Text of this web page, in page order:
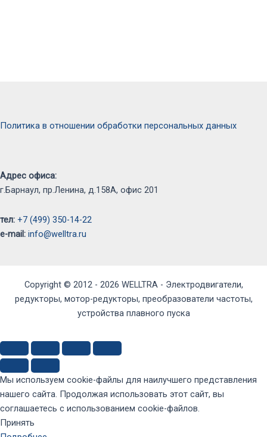
Политика в отношении обработки персональных данных
Адрес офиса:
г.Барнаул, пр.Ленина, д.158А, офис 201
тел: +7 (499) 350-14-22
e-mail: info@welltra.ru
Copyright © 2012 - 2026 WELLTRA - Электродвигатели,
редукторы, мотор-редукторы, преобразователи частоты,
устройства плавного пуска
Мы используем cookie-файлы для наилучшего представления
нашего сайта. Продолжая использовать этот сайт, вы
соглашаетесь с использованием cookie-файлов.
Принять